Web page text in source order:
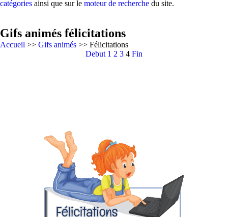
catégories ainsi que sur le moteur de recherche du site.
Gifs animés félicitations
Accueil >> Gifs animés >> Félicitations
Debut 1 2 3 4 Fin